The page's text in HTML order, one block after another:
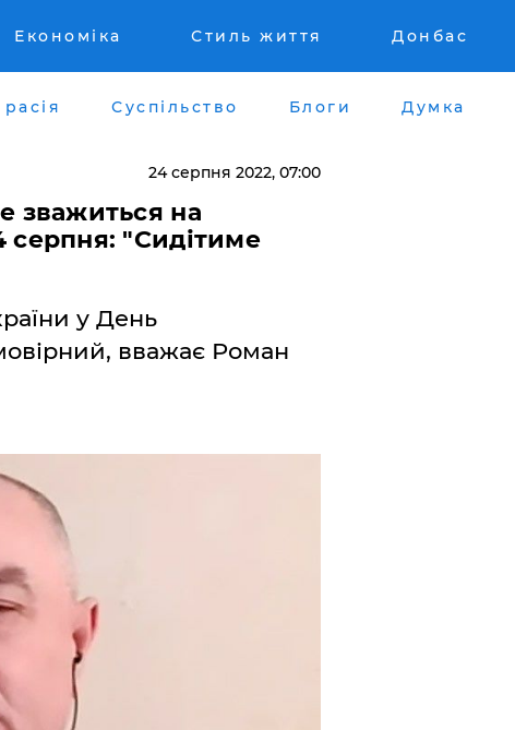
Економіка Стиль життя Донбас
расія Суспільство Блоги Думка
24 серпня 2022, 07:00
зважиться на
серпня: "Сидітиме
у День
вважає Роман